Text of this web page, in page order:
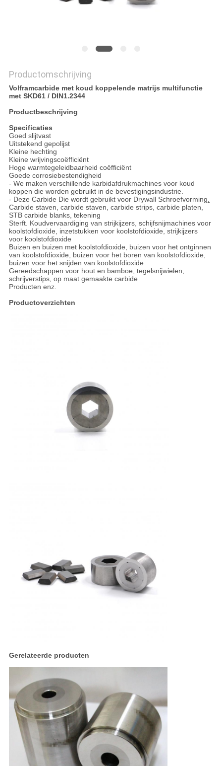
Productomschrijving
Volframcarbide met koud koppelende matrijs multifunctie
met SKD61 / DIN1.2344
Productbeschrijving
Specificaties
Goed slijtvast
Uitstekend gepolijst
Kleine hechting
Kleine wrijvingscoëfficiënt
Hoge warmtegeleidbaarheid coëfficiënt
Goede corrosiebestendigheid
- We maken verschillende karbidafdrukmachines voor koud
koppen die worden gebruikt in de bevestigingsindustrie.
- Deze Carbide Die wordt gebruikt voor Drywall Schroefvorming.
Carbide staven, carbide staven, carbide strips, carbide platen,
STB carbide blanks, tekening
Sterft. Koudvervaardiging van strijkijzers, schijfsnijmachines voor
koolstofdioxide, inzetstukken voor koolstofdioxide, strijkijzers
voor koolstofdioxide
Buizen en buizen met koolstofdioxide, buizen voor het ontginnen
van koolstofdioxide, buizen voor het boren van koolstofdioxide,
buizen voor het snijden van koolstofdioxide
Gereedschappen voor hout en bamboe, tegelsnijwielen,
schrijverstips, op maat gemaakte carbide
Producten enz.
Productoverzichten
Gerelateerde producten